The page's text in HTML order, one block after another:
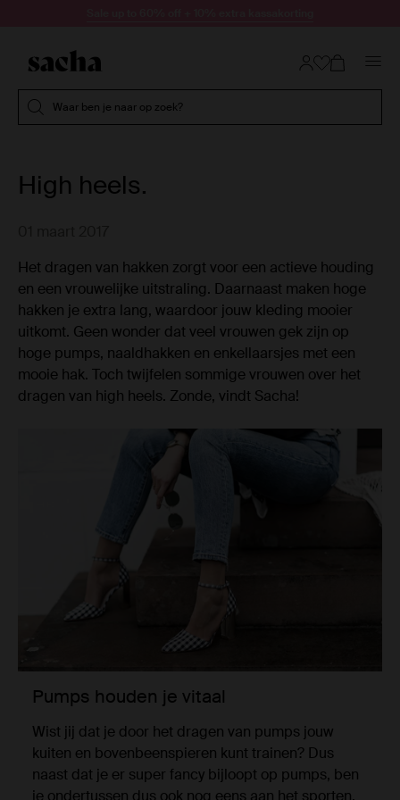
Waar ben je naar op zoek?
High heels.
Het dragen van hakken zorgt voor een actieve houding
en een vrouwelijke uitstraling. Daarnaast maken hoge
hakken je extra lang, waardoor jouw kleding mooier
uitkomt. Geen wonder dat veel vrouwen gek zijn op
hoge pumps, naaldhakken en enkellaarsjes met een
mooie hak. Toch twijfelen sommige vrouwen over het
dragen van high heels. Zonde, vindt Sacha!
Pumps houden je vitaal
Wist jij dat je door het dragen van pumps jouw
kuiten en bovenbeenspieren kunt trainen? Dus
naast dat je er super fancy bijloopt op pumps, ben
je ondertussen dus ook nog eens aan het sporten.